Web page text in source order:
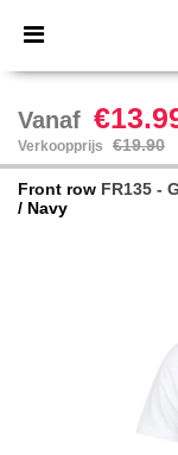
× Betere
Vanaf
Verkoopprijs €19.90
Front row FR135 -
/ Navy